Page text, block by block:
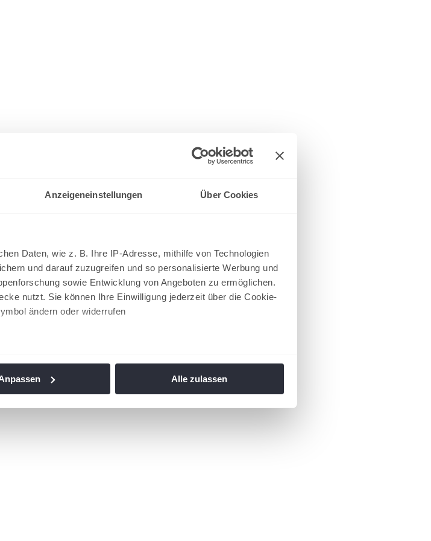
Anzeigeneinstellungen Über Cookies
Daten, wie z. B. Ihre IP-Adresse, mithilfe von Technologien
und darauf zuzugreifen und so personalisierte Werbung und
sowie Entwicklung von Angeboten zu ermöglichen.
nutzt. Sie können Ihre Einwilligung jederzeit über die Cookie-
ändern oder widerrufen
Alle zulassen